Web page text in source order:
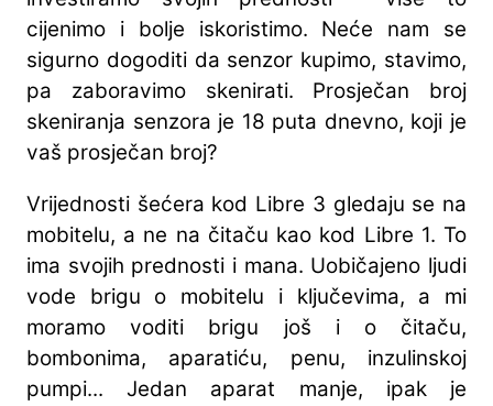
cijenimo i bolje iskoristimo. Neće nam se
sigurno dogoditi da senzor kupimo, stavimo,
pa zaboravimo skenirati. Prosječan broj
skeniranja senzora je 18 puta dnevno, koji je
vaš prosječan broj?
Vrijednosti šećera kod Libre 3 gledaju se na
mobitelu, a ne na čitaču kao kod Libre 1. To
ima svojih prednosti i mana. Uobičajeno ljudi
vode brigu o mobitelu i ključevima, a mi
moramo voditi brigu još i o čitaču,
bombonima, aparatiću, penu, inzulinskoj
pumpi... Jedan aparat manje, ipak je